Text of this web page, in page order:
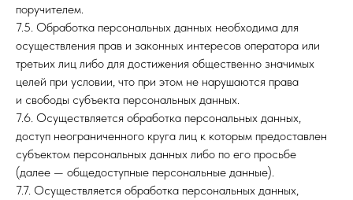
поручителем.
7.5. Обработка персональных данных необходима для
осуществления прав и законных интересов оператора или
третьих лиц либо для достижения общественно значимых
целей при условии, что при этом не нарушаются права
и свободы субъекта персональных данных.
7.6. Осуществляется обработка персональных данных,
доступ неограниченного круга лиц к которым предоставлен
субъектом персональных данных либо по его просьбе
(далее — общедоступные персональные данные).
7.7. Осуществляется обработка персональных данных,